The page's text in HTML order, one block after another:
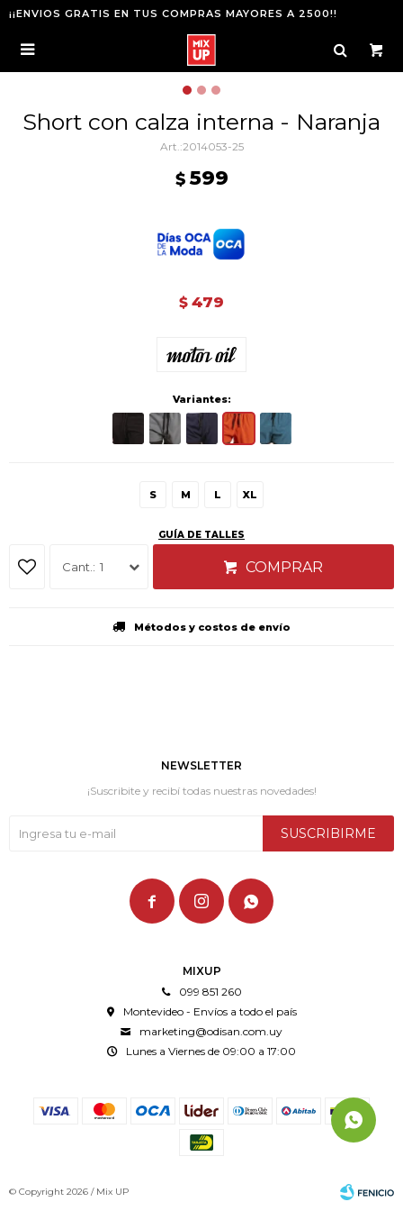
¡¡ENVIOS GRATIS EN TUS COMPRAS MAYORES A 2500!!

Short con calza interna - Naranja
2014053-25
$ 599
$ 479
Variantes:
S M L XL
GUÍA DE TALLES
1 COMPRAR
Métodos y costos de envío
MIXUP
099 851 260
Montevideo - Envíos a todo el país
marketing@odisan.com.uy
Lunes a Viernes de 09:00 a 17:00
NEWSLETTER
¡Suscribite y recibí todas nuestras novedades!
SUSCRIBIRME
  
© Copyright 2026 / Mix UP